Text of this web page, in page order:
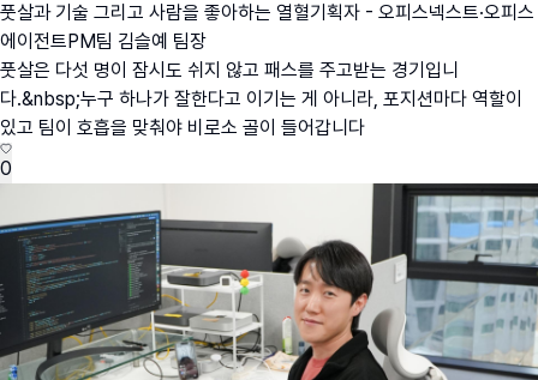
풋살과 기술 그리고 사람을 좋아하는 열혈기획자 - 오피스넥스트·오피스
에이전트PM팀 김슬예 팀장
풋살은 다섯 명이 잠시도 쉬지 않고 패스를 주고받는 경기입니
다.&nbsp;누구 하나가 잘한다고 이기는 게 아니라, 포지션마다 역할이
있고 팀이 호흡을 맞춰야 비로소 골이 들어갑니다
0